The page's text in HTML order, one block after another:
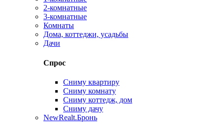
2-комнатные
3-комнатные
Комнаты
Дома, коттеджи, усадьбы
Дачи
Спрос
Сниму квартиру
Сниму комнату
Сниму коттедж, дом
Сниму дачу
NewRealt.Бронь